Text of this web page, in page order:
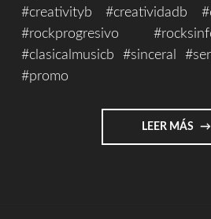
#creativityb #creatividadb
#rockprogresivo
#clasicalmusicb #sinceral
#promo
LEER MÁS